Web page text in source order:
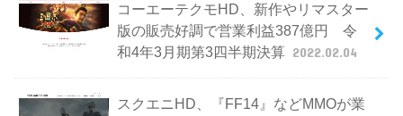
コーエーテクモHD、新作やリマスター
版の販売好調で営業利益387億円 令
和4年3月期第3四半期決算 2022.02.04
スクエニHD、『FF14』などMMOが業